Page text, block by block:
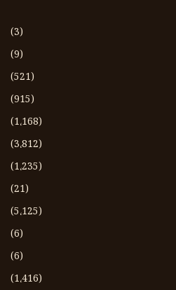
(3)
(9)
(521)
(915)
(1،168)
(3،812)
(1،235)
(21)
(5،125)
(6)
(6)
(1،416)